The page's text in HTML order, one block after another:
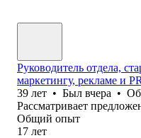
Руководитель отдела,
маркетингу, рекламе и PR
39 лет • Был вчера •
Рассматривает
Общий опыт
17 лет